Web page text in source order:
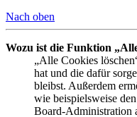
Nach oben
Wozu ist die Funktion
„Alle Cookies
hat und die dafür
bleibst. Außerdem
wie beispielsweise
Board-Administration